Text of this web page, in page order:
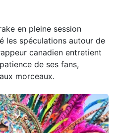
en pleine session
les spéculations autour de
canadien entretient
de ses fans,
morceaux.